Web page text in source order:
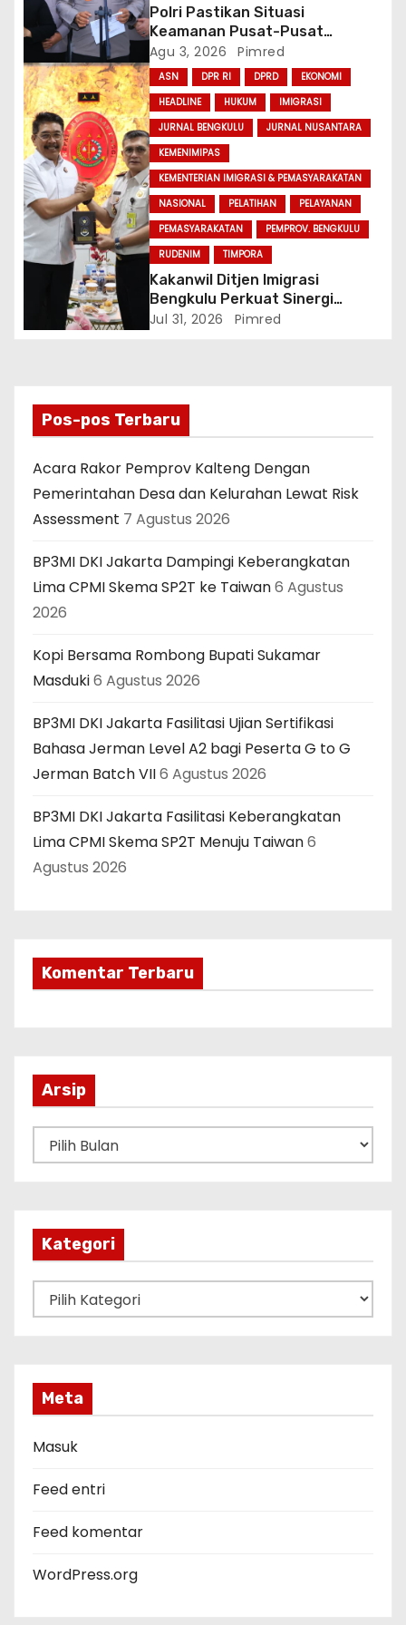
Polri Pastikan Situasi
Keamanan Pusat-Pusat
Ekonomi Nasional Tetap
Kondusif
Agu 3, 2026 Pimred
ASN DPR RI DPRD
EKONOMI
HEADLINE
HUKUM
IMIGRASI
JURNAL BENGKULU
JURNAL NUSANTARA
KEMENIMIPAS
KEMENTERIAN IMIGRASI & PEMASYARAKATAN
NASIONAL
PELATIHAN
PELAYANAN
PEMASYARAKATAN
PEMPROV. BENGKULU
RUDENIM
TIMPORA
Kakanwil Ditjen Imigrasi
Bengkulu Perkuat Sinergi
Penegakan Hukum Melalui
Jul 31, 2026 Pimred
Pos-pos Terbaru
Acara Rakor Pemprov Kalteng Dengan
Pemerintahan Desa dan Kelurahan Lewat Risk
Assessment 7 Agustus 2026
BP3MI DKI Jakarta Dampingi Keberangkatan
Lima CPMI Skema SP2T ke Taiwan6 Agustus
2026
Kopi Bersama Rombong Bupati Sukamar
Masduki6 Agustus 2026
BP3MI DKI Jakarta Fasilitasi Ujian Sertifikasi
Bahasa Jerman Level A2 bagi Peserta G to G
Jerman Batch VII6 Agustus 2026
BP3MI DKI Jakarta Fasilitasi Keberangkatan
Lima CPMI Skema SP2T Menuju Taiwan6
Agustus 2026
Komentar Terbaru
Arsip
r
Kategori
a
o
r
Meta
Masuk
Feed entri
Feed komentar
WordPress.org